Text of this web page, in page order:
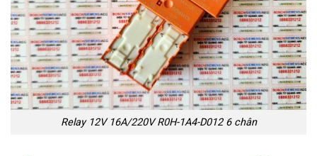
Relay 12V 16A/220V R0H-1A4-D012 6 chân